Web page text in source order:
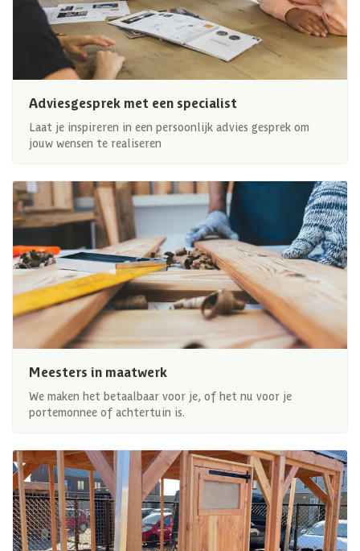
Adviesgesprek met een specialist
Laat je inspireren in een persoonlijk advies gesprek om
jouw wensen te realiseren
Meesters in maatwerk
We maken het betaalbaar voor je, of het nu voor je
portemonnee of achtertuin is.